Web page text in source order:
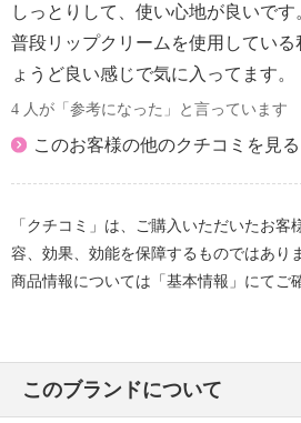
しっとりして、使い心地が良いです
普段リップクリームを使用してい
ょうど良い感じで気に入ってます。
4 人が「参考になった」と言っています
このお客様の他のクチコミを見る
「クチコミ」は、ご購入いただいたお客
容、効果、効能を保障するものではあり
商品情報については「基本情報」にてご
このブランドについて